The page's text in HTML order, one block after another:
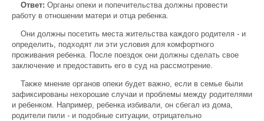
Ответ: Органы опеки и попечительства должны провести
работу в отношении матери и отца ребенка.
Они должны посетить места жительства каждого родителя - и
определить, подходят ли эти условия для комфортного
проживания ребенка. После поездок они должны сделать свое
заключение и предоставить его в суд на рассмотрение.
Также мнение органов опеки будет важно, если в семье были
зафиксированы нехорошие случаи и проблемы между родителями
и ребенком. Например, ребенка избивали, он сбегал из дома,
родители пили - и подобные ситуации, отрицательно